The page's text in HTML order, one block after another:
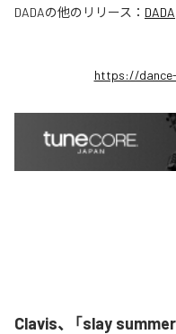
DADAの他のリリース： DADA
https://
Clavis、「slay